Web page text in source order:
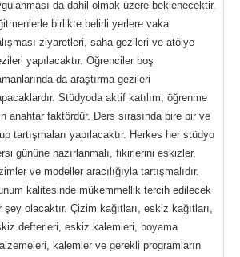
da dahil olmak üzere beklenecektir.
birlikte belirli yerlere vaka
ziyaretleri, saha gezileri ve atölye
yapılacaktır. Öğrenciler boş
da araştırma gezileri
Stüdyoda aktif katılım, öğrenme
anahtar faktördür. Ders sırasında bire bir ve
tartışmaları yapılacaktır. Herkes her stüdyo
gününe hazırlanmalı, fikirlerini eskizler,
ve modeller aracılığıyla tartışmalıdır.
kalitesinde mükemmellik tercih edilecek
şey olacaktır. Çizim kağıtları, eskiz kağıtları,
defterleri, eskiz kalemleri, boyama
kalemler ve gerekli programların